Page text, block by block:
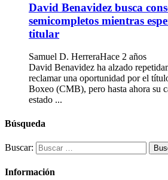
David Benavidez busca
semicompletos mientras
titular
Samuel D. HerreraHace 2 años
David Benavidez ha alzado
reclamar una oportunidad por el
Boxeo (CMB), pero hasta ahora su
estado ...
Búsqueda
Buscar:
Información